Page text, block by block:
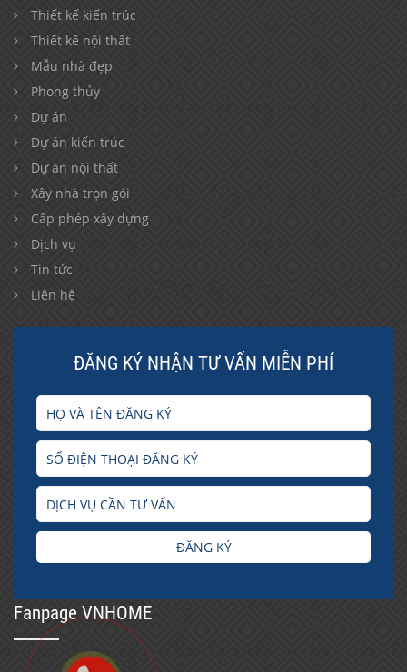
Thiết kế kiến trúc
Thiết kế nội thất
Mẫu nhà đẹp
Phong thủy
Dự án
Dự án kiến trúc
Dự án nội thất
Xây nhà trọn gói
Cấp phép xây dựng
Dịch vụ
Tin tức
Liên hệ
ĐĂNG KÝ NHẬN TƯ VẤN MIỄN PHÍ
ĐĂNG KÝ
Fanpage VNHOME
window.dataLayer